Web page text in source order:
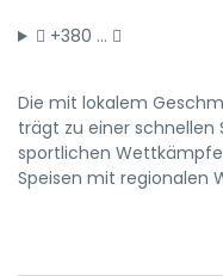
+380 …
Die mit lokalem
trägt zu einer schnellen
sportlichen
Speisen mit regionalen